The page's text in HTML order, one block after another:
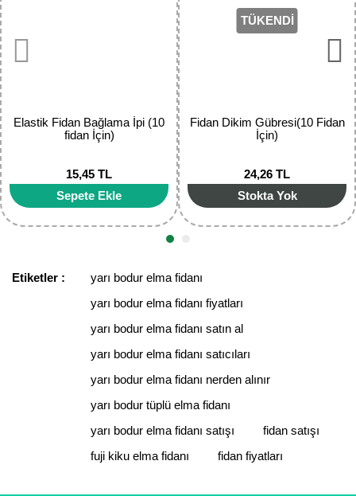
Ürün açıklamasında eksik bilgiler bulunuyor.
Ürün bilgilerinde hatalar bulunuyor.
Ürün fiyatı diğer sitelerden daha pahalı.
Bu ürüne benzer farklı alternatifler olmalı.
Gönder
Elastik Fidan Bağlama İpi (10
fidan İçin)
15,45 TL
Sepete Ekle
TÜKENDİ
Fidan Dikim Gübresi(10 Fidan
İçin)
24,26 TL
Stokta Yok
Etiketler :
yarı bodur elma fidanı
yarı bodur elma fidanı fiyatları
yarı bodur elma fidanı satın al
yarı bodur elma fidanı satıcıları
yarı bodur elma fidanı nerden alınır
yarı bodur tüplü elma fidanı
yarı bodur elma fidanı satışı
fidan satışı
fuji kiku elma fidanı
fidan fiyatları